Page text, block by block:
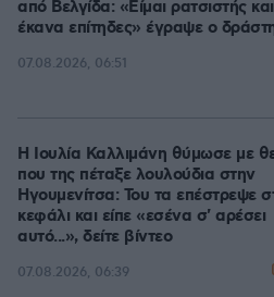
από Βελγίδα: «Είμαι ρατσιστής
έκανα επίτηδες» έγραψε ο
07.08.2026, 06:51
Η Ιουλία Καλλιμάνη θύμωσε με
που της πέταξε λουλούδια στην
Ηγουμενίτσα: Του τα επέστρεψε
κεφάλι και είπε «εσένα σ' αρέσει
αυτό...», δείτε βίντεο
07.08.2026, 06:39